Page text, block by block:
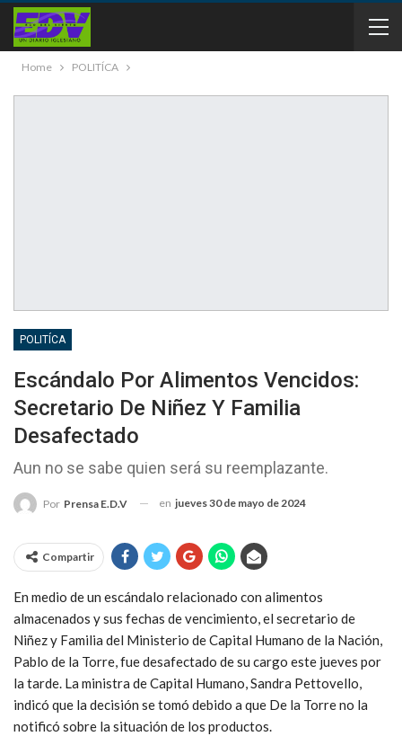
Home POLITÍCA
POLITÍCA
Escándalo Por Alimentos Vencidos:
Secretario De Niñez Y Familia
Desafectado
Aun no se sabe quien será su reemplazante.
Por Prensa E.D.V en jueves 30 de mayo de 2024
Compartir
En medio de un escándalo relacionado con alimentos
almacenados y sus fechas de vencimiento, el secretario de
Niñez y Familia del Ministerio de Capital Humano de la Nación,
Pablo de la Torre, fue desafectado de su cargo este jueves por
la tarde. La ministra de Capital Humano, Sandra Pettovello,
indicó que la decisión se tomó debido a que De la Torre no la
notificó sobre la situación de los productos.